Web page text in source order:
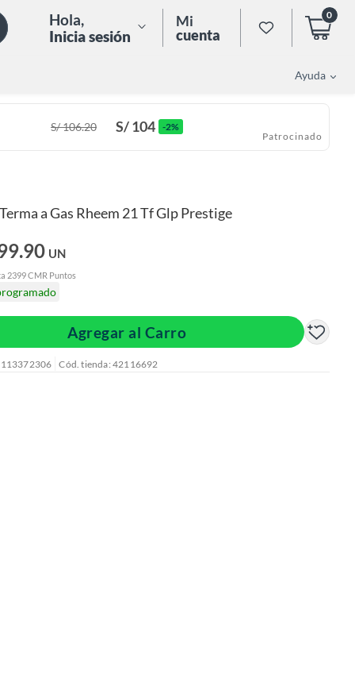
Hola,
Inicia sesión
Mi
cuenta
0
Ayuda
S/106.20 S/104 -2%
Patrocinado
Terma a Gas Rheem 21 Tf Glp Prestige
UN
2399 CMR Puntos
Agregar al Carro
Cód. tienda: 42116692